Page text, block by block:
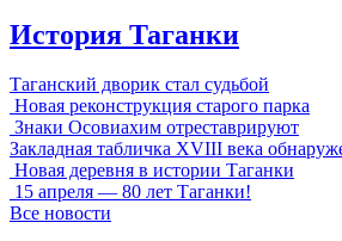
История Таганки
Таганский дворик стал судьбой
Новая реконструкция старого парка
Знаки Осовиахим отреставрируют
Закладная табличка XVIII века
Новая деревня в истории Таганки
15 апреля — 80 лет Таганки!
Все новости